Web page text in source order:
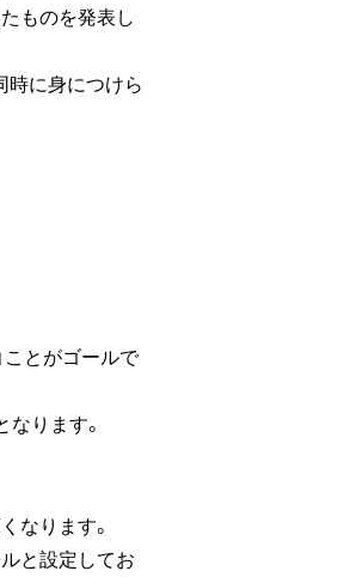
ものを発表し
時に身につけら
ことがゴールで
ります。
なります。
と設定してお